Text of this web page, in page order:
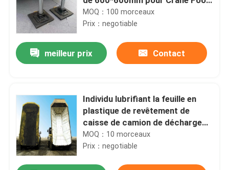
Support
MOQ：100 morceaux
Prix：negotiable
meilleur prix Contact
Individu lubrifiant la feuille en
plastique de revêtement de
caisse de camion de décharge
de Clay Body Lining UHMWPE
MOQ：10 morceaux
Prix：negotiable